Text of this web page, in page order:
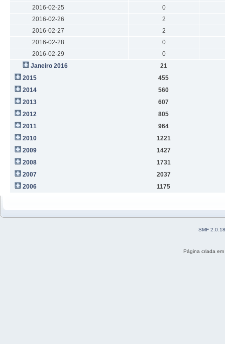
2016-02-25
0
2016-02-26
2
2016-02-27
2
2016-02-28
0
2016-02-29
0
Janeiro 2016
21
2015
455
2014
560
2013
607
2012
805
2011
964
2010
1221
2009
1427
2008
1731
2007
2037
2006
1175
SMF 2.0.18
Página criada